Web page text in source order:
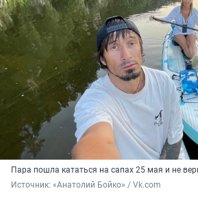
Пара пошла кататься на сапах 25 мая и не
Источник: «Анатолий Бойко» / Vk.com